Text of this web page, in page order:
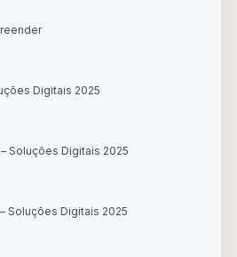
Digitais 2025
Soluções Digitais 2025
Soluções Digitais 2025